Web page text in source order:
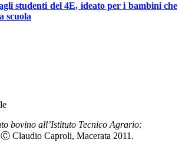
studenti del 4E, ideato per i bambini che
scuola
bovino all’Istituto Tecnico Agrario:
Claudio Caproli, Macerata 2011.